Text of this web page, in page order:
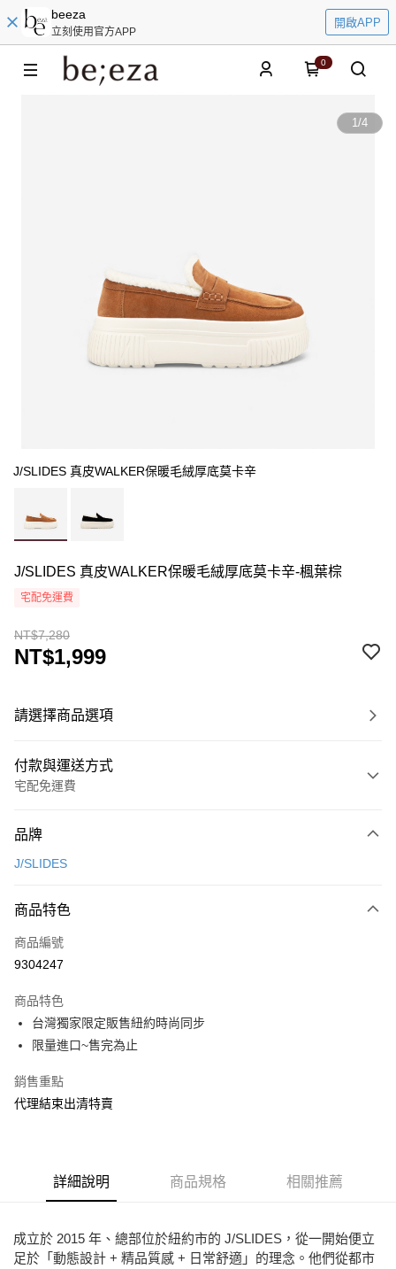
beeza
立刻使用官方APP
開啟APP
0
1/4
J/SLIDES 真皮WALKER保暖毛絨厚底莫卡辛
J/SLIDES 真皮WALKER保暖毛絨厚底莫卡辛-楓葉棕
宅配免運費
NT$7,280
NT$1,999
請選擇商品選項
付款與運送方式
宅配免運費
信用卡一次付款
LINE Pay
Apple Pay
悠遊付
ATM付款
運送方式
全家取貨付款
免運費
品牌
J/SLIDES
商品特色
商品編號
9304247
商品特色
台灣獨家限定販售紐約時尚同步
限量進口~售完為止
銷售重點
代理結束出清特賣
詳細說明 商品規格 相關推薦
成立於 2015 年、總部位於紐約市的 J/SLIDES，從一開始便立
足於「動態設計 + 精品質感 + 日常舒適」的理念。他們從都市